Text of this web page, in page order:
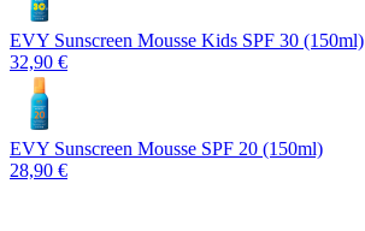
EVY Sunscreen Mousse Kids SPF 30 (150ml)
32,90 €
EVY Sunscreen Mousse SPF 20 (150ml)
28,90 €